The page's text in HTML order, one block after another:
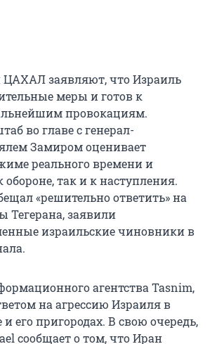
ЦАХАЛ заявляют, что Израиль
меры и готов к
провокациям.
во главе с генерал-
Замиром оценивает
реального времени и
обороне, так и к наступления.
«решительно ответить» на
Тегерана, заявили
израильские чиновники в
агентства Tasnim,
на агрессию Израиля в
его пригородах. В свою очередь,
сообщает о том, что Иран